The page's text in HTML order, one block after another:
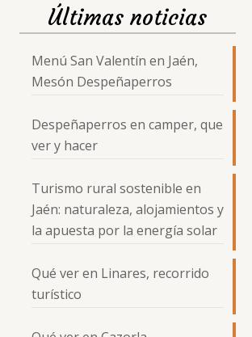
Últimas noticias
Menú San Valentín en Jaén,
Mesón Despeñaperros
Despeñaperros en camper, que
ver y hacer
Turismo rural sostenible en
Jaén: naturaleza, alojamientos y
la apuesta por la energía solar
Qué ver en Linares, recorrido
turístico